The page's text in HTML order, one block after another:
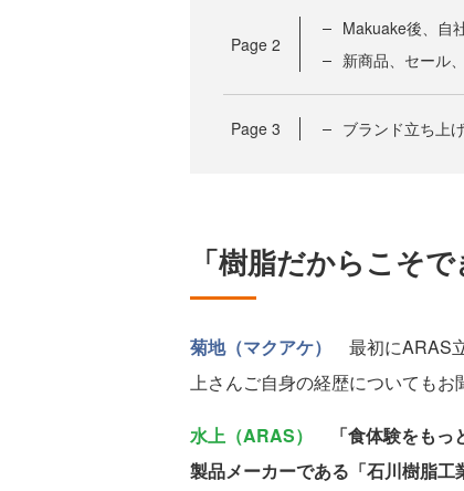
Page 2
Makuake後、自
新商品、セール
Page 3 ブランド立ち上
「樹脂だからこそ
菊地（マクアケ）
最初にARAS
上さんご自身の経歴についてもお
水上（ARAS）
「食体験をも
製品メーカーである「石川樹脂